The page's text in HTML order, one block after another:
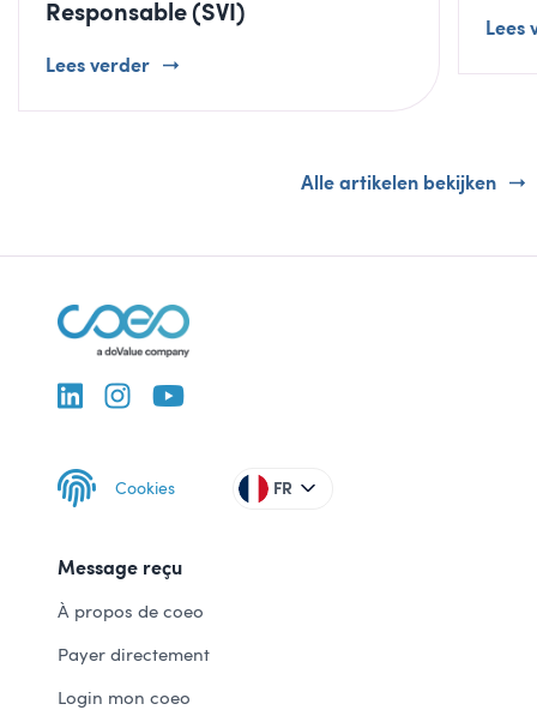
Responsable (SVI)
Lees verder
Lees
Alle artikelen bekijken
Cookies FR
Message reçu
À propos de coeo
Payer directement
Login mon coeo